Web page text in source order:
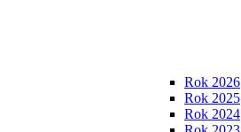
Rok 2026
Rok 2025
Rok 2024